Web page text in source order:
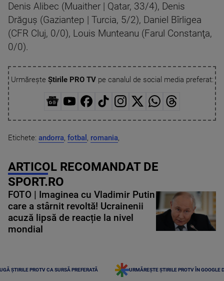
Denis Alibec (Muaither | Qatar, 33/4), Denis
Drăguş (Gaziantep | Turcia, 5/2), Daniel Bîrligea
(CFR Cluj, 0/0), Louis Munteanu (Farul Constanţa,
0/0).
Urmărește Știrile PRO TVpe canalul de social media preferat:
Etichete: andorra, fotbal , romania,
ARTICOL RECOMANDAT DE
SPORT.RO
FOTO | Imaginea cu Vladimir Putin
care a stârnit revoltă! Ucrainenii
acuză lipsă de reacție la nivel
mondial
ȘTIRILE PROTV CA SURSĂ PREFERATĂ URMĂREȘTE ȘTIRILE PROTV ÎN GOOGLE